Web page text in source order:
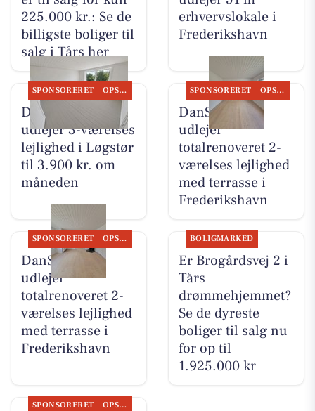
225.000 kr.: Se de
billigste boliger til
salg i Tårs her
erhvervslokale i
Frederikshavn
SPONSORERET OPSLAGSTAVLEN
DanSeb ApS
udlejer 3-værelses
lejlighed i Løgstør
til 3.900 kr. om
måneden
SPONSORERET OPSLAGSTAVLEN
DanSeb ApS
udlejer
totalrenoveret 2-
værelses lejlighed
med terrasse i
Frederikshavn
SPONSORERET OPSLAGSTAVLEN
DanSeb ApS
udlejer
totalrenoveret 2-
værelses lejlighed
med terrasse i
Frederikshavn
BOLIGMARKED
Er Brogårdsvej 2 i
Tårs
drømmehjemmet?
Se de dyreste
boliger til salg nu
for op til
1.925.000 kr
SPONSORERET OPSLAGSTAVLEN